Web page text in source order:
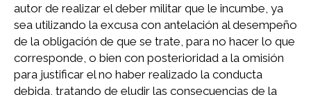
autor de realizar el deber militar que le incumbe, ya
sea utilizando la excusa con antelación al desempeño
de la obligación de que se trate, para no hacer lo que
corresponde, o bien con posterioridad a la omisión
para justificar el no haber realizado la conducta
debida, tratando de eludir las consecuencias de la